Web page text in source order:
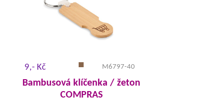
9,- Kč M6797-40
Bambusová klíčenka / žeton
COMPRAS